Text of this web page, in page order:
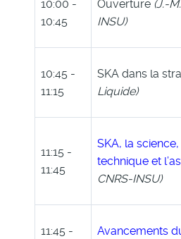
10:00 -
10:45
Ouverture (J.-
INSU)
10:45 -
11:15
SKA dans la
Liquide)
11:15 -
11:45
SKA, la
technique et
CNRS-INSU)
11:45 -
Avancements